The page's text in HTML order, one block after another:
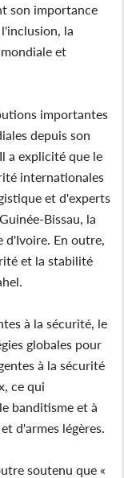
son importance
la
et
importantes
depuis son
a explicité que le
internationales
et d'experts
Bissau, la
d'Ivoire. En outre,
et la stabilité
à la sécurité, le
globales pour
à la sécurité
ce qui
banditisme et à
d'armes légères.
soutenu que «